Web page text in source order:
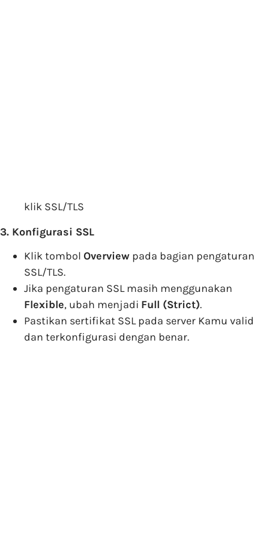
klik SSL/TLS
3. Konfigurasi SSL
Klik tombol Overview pada bagian pengaturan
SSL/TLS.
Jika pengaturan SSL masih menggunakan
Flexible, ubah menjadi Full (Strict).
Pastikan sertifikat SSL pada server Kamu valid
dan terkonfigurasi dengan benar.